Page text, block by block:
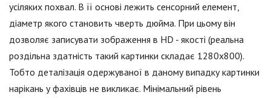
усіляких похвал. В її основі лежить сенсорний елемент,
діаметр якого становить чверть дюйма. При цьому він
дозволяє записувати зображення в HD - якості (реальна
роздільна здатність такий картинки складає 1280х800).
Тобто деталізація одержуваної в даному випадку картинки
нарікань у фахівців не викликає. Мінімальний рівень